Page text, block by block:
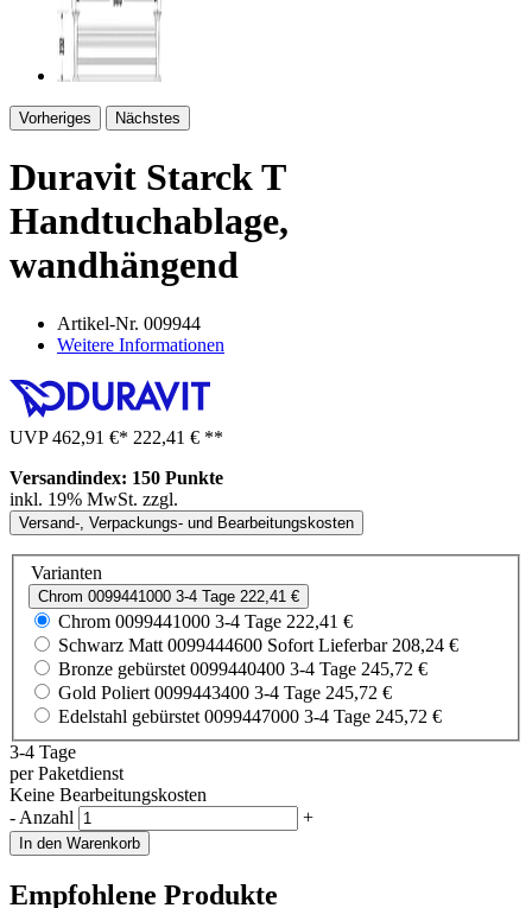
Vorheriges Nächstes
Duravit Starck T
Handtuchablage,
wandhängend
Artikel-Nr. 009944
Weitere Informationen
UVP462,91 €* 222,41 € **
Versandindex: 150 Punkte
inkl. 19% MwSt. zzgl.
Versand-, Verpackungs- und Bearbeitungskosten
Varianten
Chrom 0099441000 3-4 Tage 222,41 €
Chrom 0099441000 3-4 Tage 222,41 €
Schwarz Matt 0099444600 Sofort Lieferbar 208,24 €
Bronze gebürstet 0099440400 3-4 Tage 245,72 €
Gold Poliert 0099443400 3-4 Tage 245,72 €
Edelstahl gebürstet 0099447000 3-4 Tage 245,72 €
3-4 Tage
per Paketdienst
Keine Bearbeitungskosten
-Anzahl +
In den Warenkorb
Empfohlene Produkte